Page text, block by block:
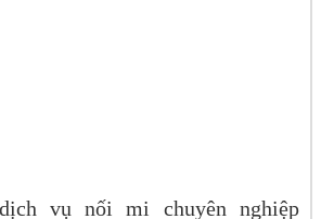
vụ nối mi chuyên nghiệp